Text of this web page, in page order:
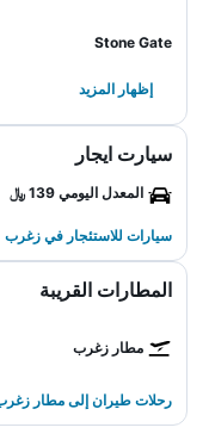
Stone Gate
إظهار المزيد
سيارت ايجار
المعدل اليومي 139 ﷼
سيارات للاستئجار في زغرب
المطارات القريبة
مطار زغرب
رحلات طيران إلى مطار